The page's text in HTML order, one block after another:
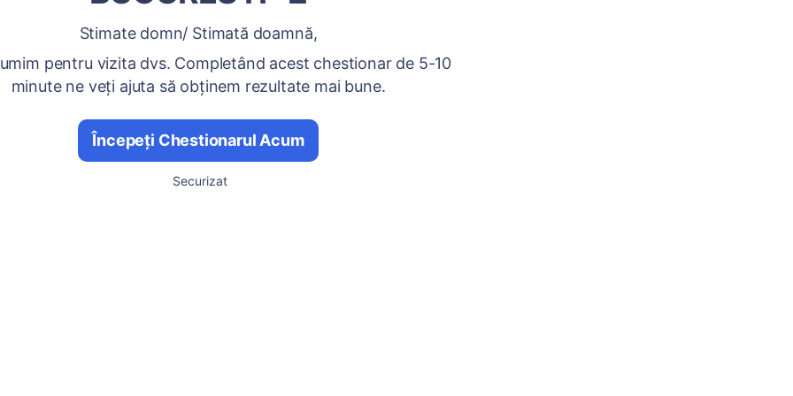
Stimate domn/ Stimată doamnă,
pentru vizita dvs. Completând acest chestionar de 5-10
minute ne veți ajuta să obținem rezultate mai bune.
Începeți Chestionarul Acum
Securizat